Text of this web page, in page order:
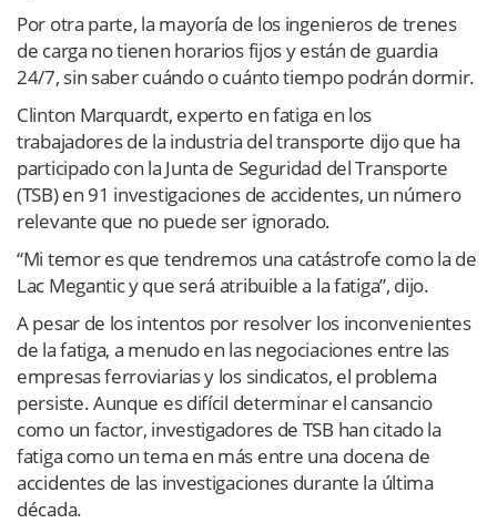
Por otra parte, la mayoría de los ingenieros de trenes
de carga no tienen horarios fijos y están de guardia
24/7, sin saber cuándo o cuánto tiempo podrán dormir.
Clinton Marquardt, experto en fatiga en los
trabajadores de la industria del transporte dijo que ha
participado con la Junta de Seguridad del Transporte
(TSB) en 91 investigaciones de accidentes, un número
relevante que no puede ser ignorado.
“Mi temor es que tendremos una catástrofe como la de
Lac Megantic y que será atribuible a la fatiga”, dijo.
A pesar de los intentos por resolver los inconvenientes
de la fatiga, a menudo en las negociaciones entre las
empresas ferroviarias y los sindicatos, el problema
persiste. Aunque es difícil determinar el cansancio
como un factor, investigadores de TSB han citado la
fatiga como un tema en más entre una docena de
accidentes de las investigaciones durante la última
década.